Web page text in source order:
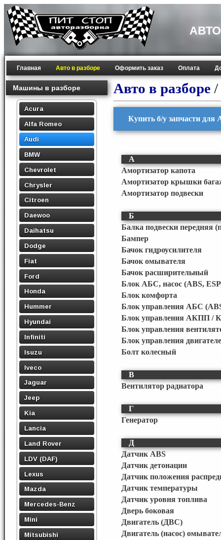
Главная Авто в разборе Оформить заказ Оплата
Машины в разборе
Acura
Alfa Romeo
Audi
BMW
Chevrolet
Chrysler
Citroen
Daewoo
Daihatsu
Dodge
Fiat
Ford
Honda
Hummer
Hyundai
Infiniti
Isuzu
Iveco
Jaguar
Jeep
Kia
Lancia
Land Rover
LDV (DAF)
Lexus
Mazda
Mercedes-Benz
Mini
Mitsubishi
Авто в разборе /
Купить б/у запчасти для
А
Амортизатор капота
Амортизатор крышки
Амортизатор подвески
Б
Балка подвески передняя
Бампер
Бачок гидроусилителя
Бачок омывателя
Бачок расширительный
Блок АБС, насос (ABS,
Блок комфорта
Блок управления АБС
Блок управления АКПП /
Блок управления
Блок управления
Болт колесный
В
Вентилятор радиатора
Г
Генератор
Д
Датчик ABS
Датчик детонации
Датчик положения
Датчик температуры
Датчик уровня топлива
Дверь боковая
Двигатель (ДВС)
Двигатель (насос)